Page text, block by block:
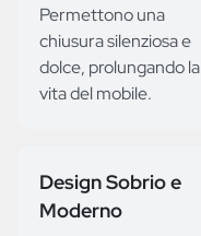
Permettono una
chiusura silenziosa e
dolce, prolungando la
vita del mobile.
Design Sobrio e
Moderno